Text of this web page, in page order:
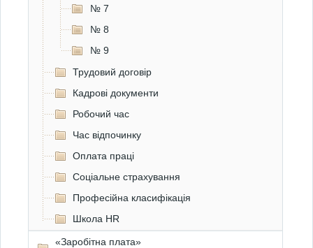
№ 7
№ 8
№ 9
Трудовий договір
Кадрові документи
Робочий час
Час відпочинку
Оплата праці
Соціальне страхування
Професійна класифікація
Школа HR
«Заробітна плата»